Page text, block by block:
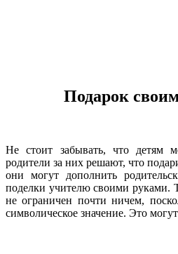
Подарок
Не стоит забывать, что детям
родители за них решают, что
они могут дополнить
поделки учителю своими руками.
не ограничен почти ничем,
символическое значение. Это